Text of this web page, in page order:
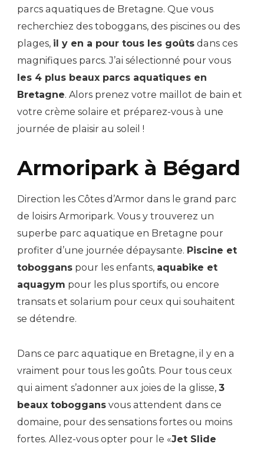
parcs aquatiques de Bretagne. Que vous
recherchiez des toboggans, des piscines ou des
plages, il y en a pour tous les goûts dans ces
magnifiques parcs. J’ai sélectionné pour vous
les 4 plus beaux parcs aquatiques en
Bretagne. Alors prenez votre maillot de bain et
votre crème solaire et préparez-vous à une
journée de plaisir au soleil !
Armoripark à Bégard
Direction les Côtes d’Armor dans le grand parc
de loisirs Armoripark. Vous y trouverez un
superbe parc aquatique en Bretagne pour
profiter d’une journée dépaysante. Piscine et
toboggans pour les enfants, aquabike et
aquagym pour les plus sportifs, ou encore
transats et solarium pour ceux qui souhaitent
se détendre.
Dans ce parc aquatique en Bretagne, il y en a
vraiment pour tous les goûts. Pour tous ceux
qui aiment s’adonner aux joies de la glisse, 3
beaux toboggans vous attendent dans ce
domaine, pour des sensations fortes ou moins
fortes. Allez-vous opter pour le «Jet Slide